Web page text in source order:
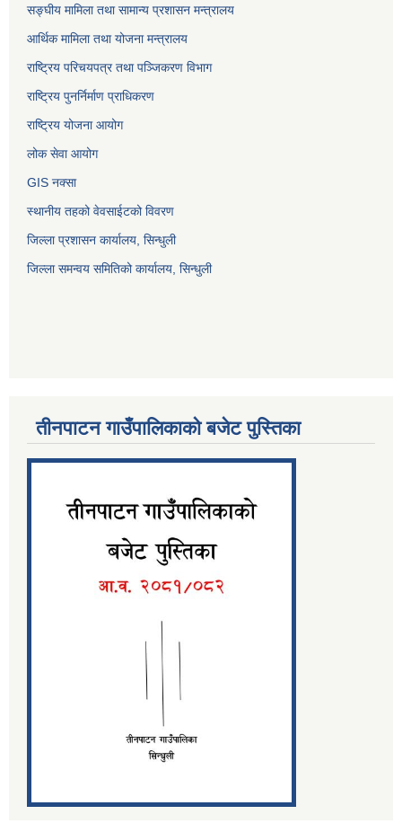
सङ्घीय मामिला तथा सामान्य प्रशासन मन्त्रालय
आर्थिक मामिला तथा योजना मन्त्रालय
राष्ट्रिय परिचयपत्र तथा पञ्जिकरण विभाग
राष्ट्रिय पुनर्निर्माण प्राधिकरण
राष्ट्रिय योजना आयोग
लोक सेवा आयोग
GIS नक्सा
स्थानीय तहको वेवसाईटको विवरण
जिल्ला प्रशासन कार्यालय, सिन्धुली
जिल्ला समन्वय समितिको कार्यालय, सिन्धुली
तीनपाटन गाउँपालिकाको बजेट पुस्तिका